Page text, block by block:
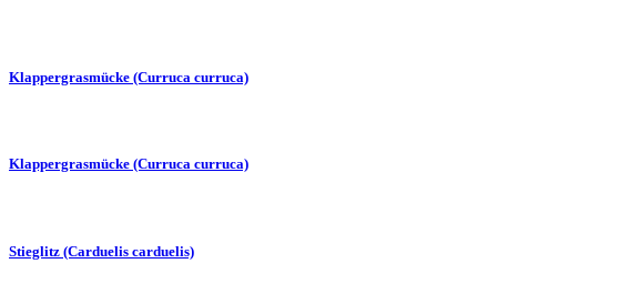
Klappergrasmücke (Curruca curruca)
Klappergrasmücke (Curruca curruca)
Stieglitz (Carduelis carduelis)